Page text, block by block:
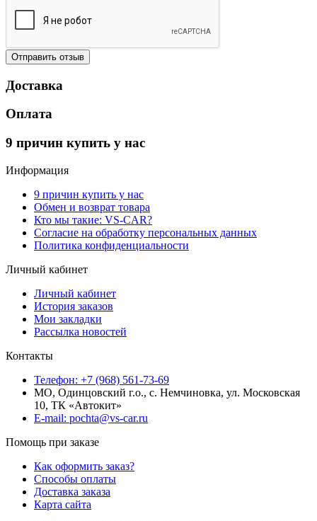
Отправить отзыв
Доставка
Оплата
9 причин купить у нас
Информация
9 причин купить у нас
Обмен и возврат товара
Кто мы такие: VS-CAR?
Согласие на обработку персональных данных
Политика конфиденциальности
Личный кабинет
Личный кабинет
История заказов
Мои закладки
Рассылка новостей
Контакты
Телефон: +7 (968) 561-73-69
МО, Одинцовский г.о., с. Немчиновка, ул. Московская
10, ТК «Автокит»
E-mail: pochta@vs-car.ru
Помощь при заказе
Как оформить заказ?
Способы оплаты
Доставка заказа
Карта сайта